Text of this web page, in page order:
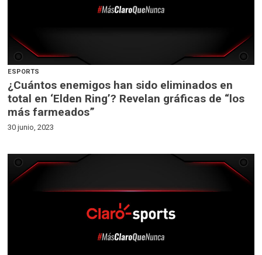
ESPORTS
¿Cuántos enemigos han sido eliminados en
total en ‘Elden Ring’? Revelan gráficas de “los
más farmeados”
30 junio, 2023